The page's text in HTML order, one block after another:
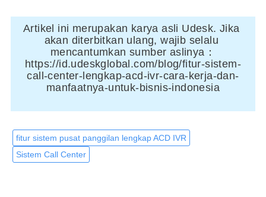
Artikel ini merupakan karya asli Udesk. Jika
akan diterbitkan ulang, wajib selalu
mencantumkan sumber aslinya：
https://id.udeskglobal.com/blog/fitur-sistem-
call-center-lengkap-acd-ivr-cara-kerja-dan-
manfaatnya-untuk-bisnis-indonesia
fitur sistem pusat panggilan lengkap ACD IVR
Sistem Call Center